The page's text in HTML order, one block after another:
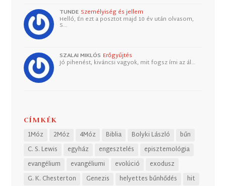
TUNDE Személyiség és jellem
Helló, Én ezt a posztot majd 10 év után olvasom,
S…
SZALAI MIKLÓS Erőgyűjtés
Jó pihenést, kiváncsi vagyok, mit fogsz írni az ál…
CÍMKÉK
1Móz 2Móz 4Móz Biblia Bolyki László
bűn
C. S. Lewis
egyház engesztelés
episztemológia
evangélium
evangéliumi evolúció
exodusz
G. K. Chesterton
Genezis helyettes bűnhődés
hit